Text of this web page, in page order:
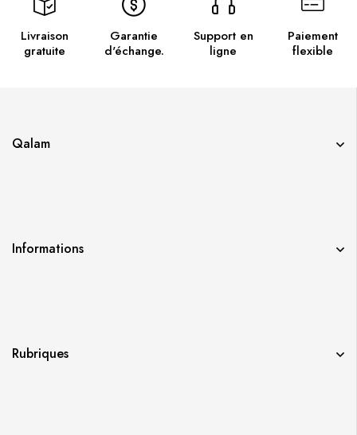
Livraison
gratuite
Garantie
d'échange.
Support en
ligne
Paiement
flexible
Qalam
Informations
Rubriques